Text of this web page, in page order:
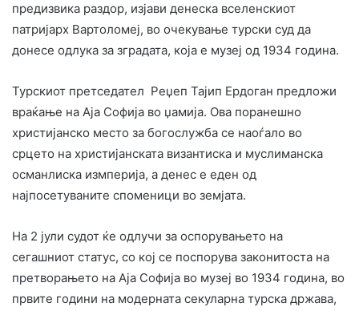
предизвика раздор, изјави денеска вселенскиот
патријарх Вартоломеј, во очекување турски суд да
донесе одлука за зградата, која е музеј од 1934 година.
Турскиот претседател Реџеп Тајип Ердоган предложи
враќање на Аја Софија во џамија. Ова поранешно
христијанско место за богослужба се наоѓало во
срцето на христијанската византиска и муслиманска
османлиска измперија, а денес е еден од
најпосетуваните споменици во земјата.
На 2 јули судот ќе одлучи за оспорувањето на
сегашниот статус, со кој се поспорува законитоста на
претворањето на Аја Софија во музеј во 1934 година, во
првите години на модерната секуларна турска држава,